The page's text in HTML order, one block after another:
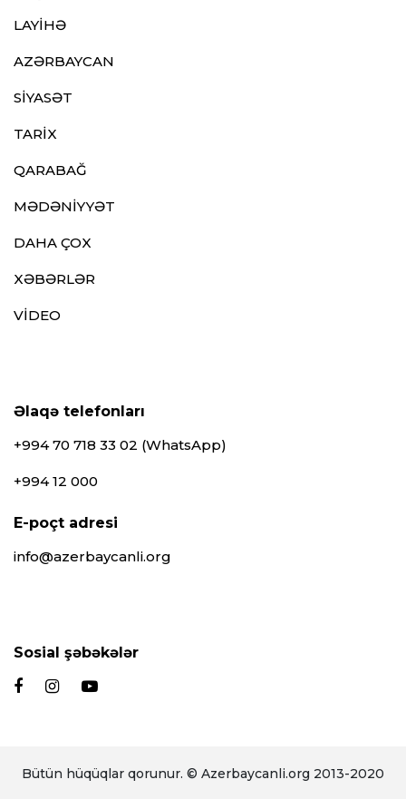
LAYİHƏ
AZƏRBAYCAN
SİYASƏT
TARİX
QARABAĞ
MƏDƏNİYYƏT
DAHA ÇOX
XƏBƏRLƏR
VİDEO
Əlaqə telefonları
+994 70 718 33 02 (WhatsApp)
+994 12 000
E-poçt adresi
info@azerbaycanli.org
Sosial şəbəkələr
Bütün hüqüqlar qorunur. © Azerbaycanli.org 2013-2020